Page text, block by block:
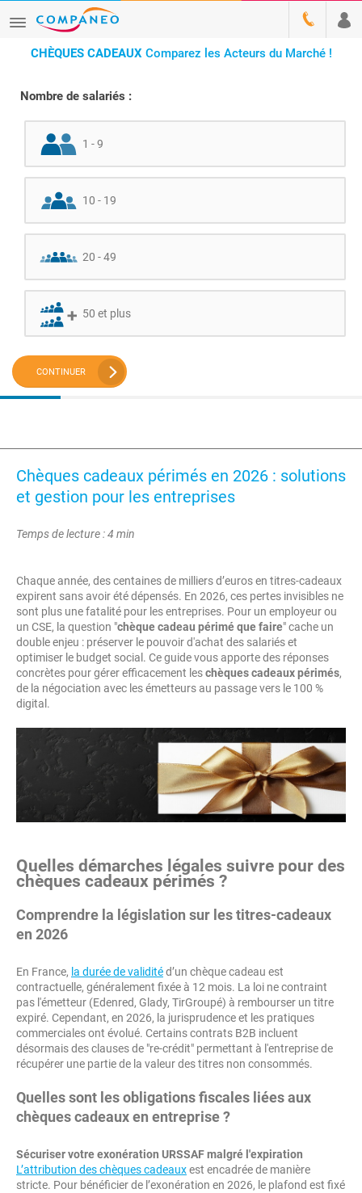
CHÈQUES CADEAUX Comparez les Acteurs du Marché !
Nombre de salariés :
1 - 9
10 - 19
20 - 49
50 et plus
CONTINUER
Chèques cadeaux périmés en 2026 : solutions
et gestion pour les entreprises
Temps de lecture : 4 min
Chaque année, des centaines de milliers d’euros en titres-cadeaux
expirent sans avoir été dépensés. En 2026, ces pertes invisibles ne
sont plus une fatalité pour les entreprises. Pour un employeur ou
un CSE, la question "chèque cadeau périmé que faire" cache un
double enjeu : préserver le pouvoir d'achat des salariés et
optimiser le budget social. Ce guide vous apporte des réponses
concrètes pour gérer efficacement leschèques cadeaux périmés,
de la négociation avec les émetteurs au passage vers le 100 %
digital.
Quelles démarches légales suivre pour des
chèques cadeaux périmés ?
Comprendre la législation sur les titres-cadeaux
en 2026
En France, la durée de validitéd’un chèque cadeau est
contractuelle, généralement fixée à 12 mois. La loi ne contraint
pas l'émetteur (Edenred, Glady, TirGroupé) à rembourser un titre
expiré. Cependant, en 2026, la jurisprudence et les pratiques
commerciales ont évolué. Certains contrats B2B incluent
désormais des clauses de "re-crédit" permettant à l'entreprise de
récupérer une partie de la valeur des titres non consommés.
Quelles sont les obligations fiscales liées aux
chèques cadeaux en entreprise ?
Sécuriser votre exonération URSSAF malgré l'expiration
L’attribution des chèques cadeauxest encadrée de manière
stricte. Pour bénéficier de l’exonération en 2026, le plafond est fixé